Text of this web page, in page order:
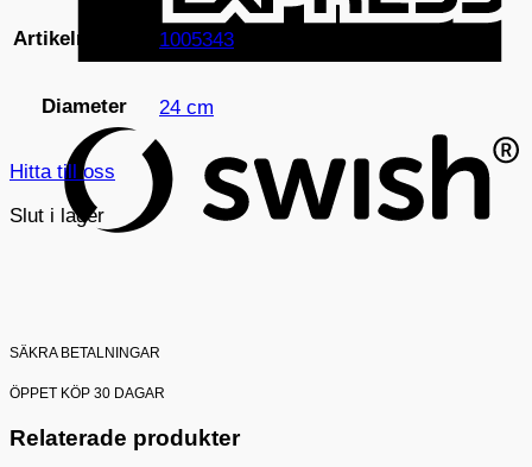
Artikelnummer 1005343
Diameter 24 cm
Hitta till oss
Slut i lager
SÄKRA BETALNINGAR
ÖPPET KÖP 30 DAGAR
Relaterade produkter